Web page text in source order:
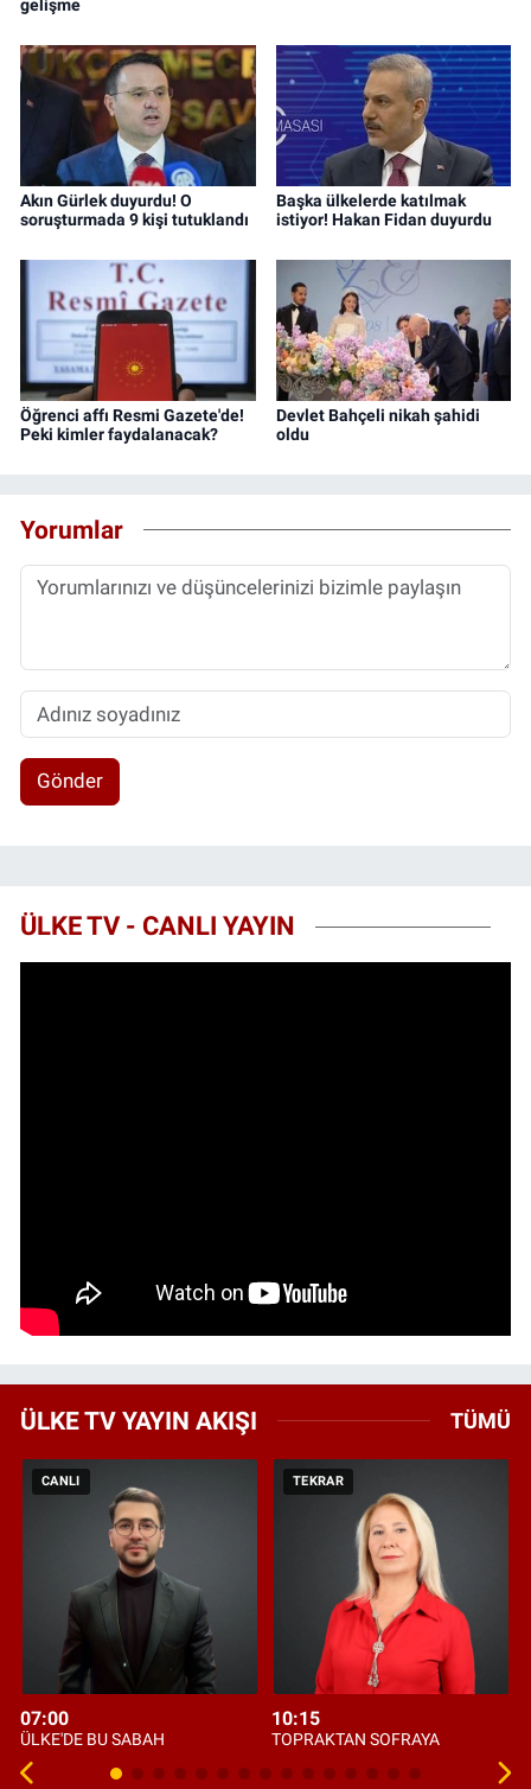
gelişme
Akın Gürlek duyurdu! O
soruşturmada 9 kişi tutuklandı
Başka ülkelerde katılmak
istiyor! Hakan Fidan duyurdu
Öğrenci affı Resmi Gazete'de!
Peki kimler faydalanacak?
Devlet Bahçeli nikah şahidi
oldu
Yorumlar
Gönder
ÜLKE TV - CANLI YAYIN
ÜLKE TV YAYIN AKIŞI TÜMÜ
CANLI
07:00
ÜLKE'DE BU SABAH
TEKRAR
10:15
TOPRAKTAN SOFRAYA